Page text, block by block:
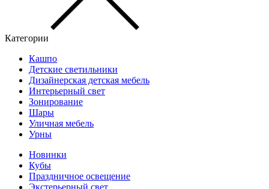
Категории
Кашпо
Детские светильники
Дизайнерская детская мебель
Интерьерный свет
Зонирование
Шары
Уличная мебель
Урны
Новинки
Кубы
Праздничное освещение
Экстерьерный свет